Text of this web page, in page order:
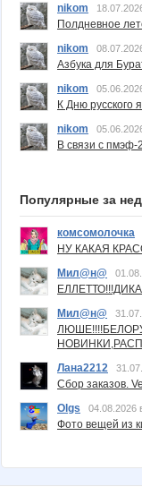
nikom
Полдневное
nikom
Азбука для
nikom
К Дню русского
nikom
В связи с пмэф-
Популярные за
комсомолочка
НУ КАКАЯ
Мил@н@
Мил@н@
Лана2212
Сбор заказов.
Olgs
04.08.2026
Фото вещей из